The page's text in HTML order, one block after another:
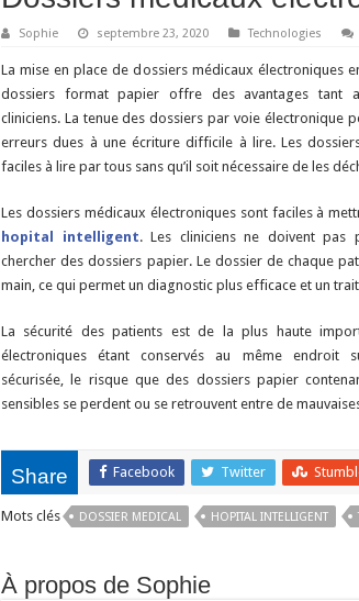
Sophie septembre 23, 2020 Technologies
La mise en place de dossiers médicaux électroniques
dossiers format papier offre des avantages tant
cliniciens. La tenue des dossiers par voie électronique
erreurs dues à une écriture difficile à lire. Les
faciles à lire par tous sans qu’il soit nécessaire de les
Les dossiers médicaux électroniques sont faciles à
hopital intelligent. Les cliniciens ne doivent pas
chercher des dossiers papier. Le dossier de chaque
main, ce qui permet un diagnostic plus efficace et un
La sécurité des patients est de la plus haute
électroniques étant conservés au même endroit
sécurisée, le risque que des dossiers papier
sensibles se perdent ou se retrouvent entre de
Share Facebook Twitter
Mots clés DOSSIER MEDICAL HOPITAL INTELLIGENT
À propos de Sophie